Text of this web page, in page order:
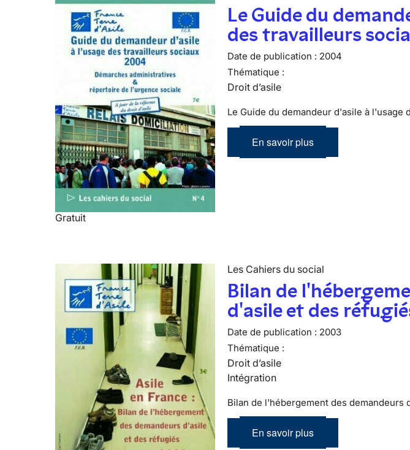
Gratuit
Le Guide du
des travailleurs
Date de publication : 2004
Thématique :
Droit d’asile
Le Guide du demandeur d'asile à l'usage
En savoir plus
Les Cahiers du social
Bilan de
d'asile et des
Date de publication : 2003
Thématique :
Droit d’asile
Intégration
Bilan de l'hébergement des demandeurs
En savoir plus